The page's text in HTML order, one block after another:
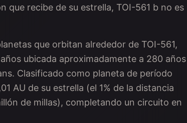
que recibe de su estrella, TOI-561 b no es
que orbitan alrededor de TOI-561,
ubicada aproximadamente a 280 años
Clasificado como planeta de período
AU de su estrella (el 1% de la distancia
de millas), completando un circuito en